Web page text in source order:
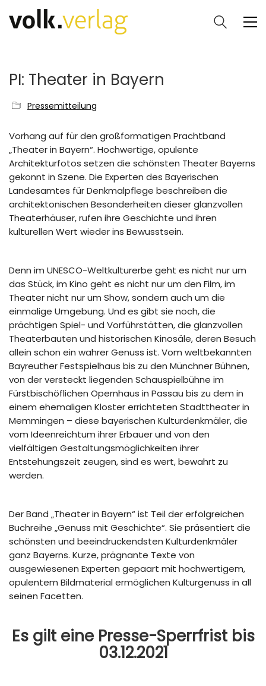
PI: Theater in Bayern
Pressemitteilung
Vorhang auf für den großformatigen Prachtband
„Theater in Bayern“. Hochwertige, opulente
Architekturfotos setzen die schönsten Theater Bayerns
gekonnt in Szene. Die Experten des Bayerischen
Landesamtes für Denkmalpflege beschreiben die
architektonischen Besonderheiten dieser glanzvollen
Theaterhäuser, rufen ihre Geschichte und ihren
kulturellen Wert wieder ins Bewusstsein.
Denn im UNESCO-Weltkulturerbe geht es nicht nur um
das Stück, im Kino geht es nicht nur um den Film, im
Theater nicht nur um Show, sondern auch um die
einmalige Umgebung. Und es gibt sie noch, die
prächtigen Spiel- und Vorführstätten, die glanzvollen
Theaterbauten und historischen Kinosäle, deren Besuch
allein schon ein wahrer Genuss ist. Vom weltbekannten
Bayreuther Festspielhaus bis zu den Münchner Bühnen,
von der versteckt liegenden Schauspielbühne im
Fürstbischöflichen Opernhaus in Passau bis zu dem in
einem ehemaligen Kloster errichteten Stadttheater in
Memmingen – diese bayerischen Kulturdenkmäler, die
vom Ideenreichtum ihrer Erbauer und von den
vielfältigen Gestaltungsmöglichkeiten ihrer
Entstehungszeit zeugen, sind es wert, bewahrt zu
werden.
Der Band „Theater in Bayern“ ist Teil der erfolgreichen
Buchreihe „Genuss mit Geschichte“. Sie präsentiert die
schönsten und beeindruckendsten Kulturdenkmäler
ganz Bayerns. Kurze, prägnante Texte von
ausgewiesenen Experten gepaart mit hochwertigem,
opulentem Bildmaterial ermöglichen Kulturgenuss in all
seinen Facetten.
Es gilt eine Presse-Sperrfrist bis
03.12.2021